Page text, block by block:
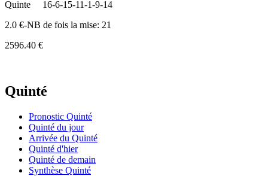
Quinte
16-6-15-11-1-9-14
2.0 €-NB de fois la mise: 21
2596.40 €
Quinté
Pronostic Quinté
Quinté du jour
Arrivée du Quinté
Quinté d'hier
Quinté de demain
Synthèse Quinté